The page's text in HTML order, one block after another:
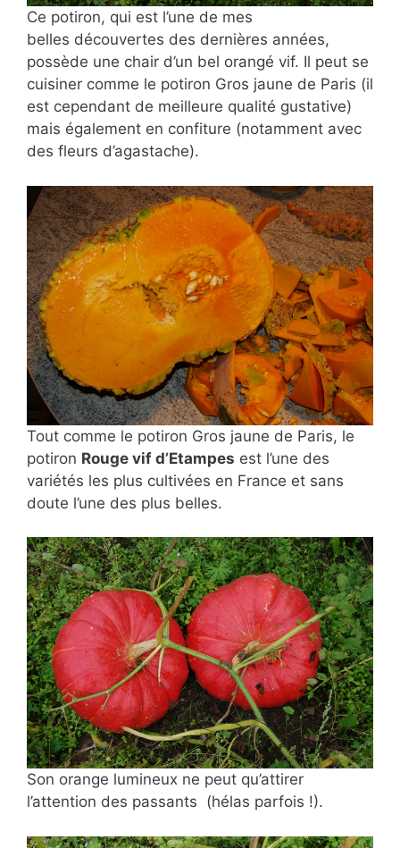
Ce potiron, qui est l’une de mes
belles découvertes des dernières années,
possède une chair d’un bel orangé vif. Il peut se
cuisiner comme le potiron Gros jaune de Paris (il
est cependant de meilleure qualité gustative)
mais également en confiture (notamment avec
des fleurs d’agastache).
Tout comme le potiron Gros jaune de Paris, le
potiron Rouge vif d’Etampes est l’une des
variétés les plus cultivées en France et sans
doute l’une des plus belles.
Son orange lumineux ne peut qu’attirer
l’attention des passants (hélas parfois !).